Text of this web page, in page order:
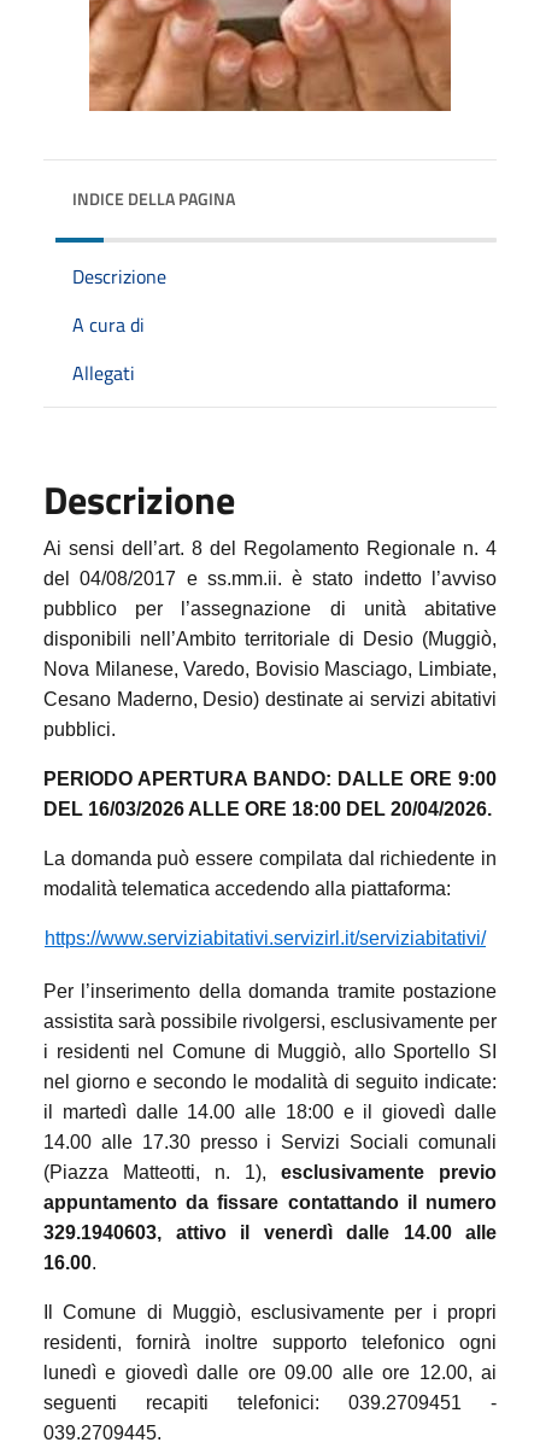
INDICE DELLA PAGINA
Descrizione
A cura di
Allegati
Descrizione
Ai sensi dell’art. 8 del Regolamento Regionale n. 4
del 04/08/2017 e ss.mm.ii. è stato indetto l’avviso
pubblico per l’assegnazione di unità abitative
disponibili nell’Ambito territoriale di Desio (Muggiò,
Nova Milanese, Varedo, Bovisio Masciago, Limbiate,
Cesano Maderno, Desio) destinate ai servizi abitativi
pubblici.
PERIODO APERTURA BANDO: DALLE ORE 9:00
DEL 16/03/2026 ALLE ORE 18:00 DEL 20/04/2026.
La domanda può essere compilata dal richiedente in
modalità telematica accedendo alla piattaforma:
https://www.serviziabitativi.servizirl.it/serviziabitativi/
Per l’inserimento della domanda tramite postazione
assistita sarà possibile rivolgersi, esclusivamente per
i residenti nel Comune di Muggiò, allo Sportello SI
nel giorno e secondo le modalità di seguito indicate:
il martedì dalle 14.00 alle 18:00 e il giovedì dalle
14.00 alle 17.30 presso i Servizi Sociali comunali
(Piazza Matteotti, n. 1), esclusivamente previo
appuntamento da fissare contattando il numero
329.1940603, attivo il venerdì dalle 14.00 alle
16.00.
Il Comune di Muggiò, esclusivamente per i propri
residenti, fornirà inoltre supporto telefonico ogni
lunedì e giovedì dalle ore 09.00 alle ore 12.00, ai
seguenti recapiti telefonici: 039.2709451 -
039.2709445.